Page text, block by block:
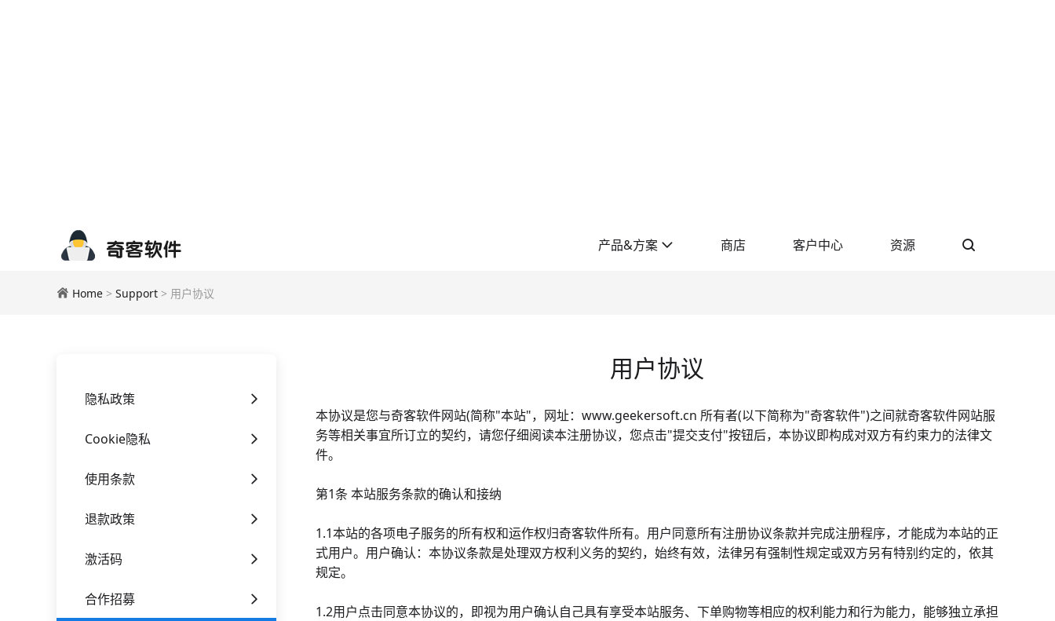
产品&方案 商店 客户中心 资源
Home > Support > 用户协议
隐私政策
Cookie隐私
使用条款
退款政策
激活码
合作招募
用户协议
本协议是您与奇客软件网站(简称"本站"，网址：www.geekersoft.cn 所有者(以下简称为"奇客软件")之间就奇客软件网站服
务等相关事宜所订立的契约，请您仔细阅读本注册协议，您点击"提交支付"按钮后，本协议即构成对双方有约束力的法律文
件。
第1条 本站服务条款的确认和接纳
1.1本站的各项电子服务的所有权和运作权归奇客软件所有。用户同意所有注册协议条款并完成注册程序，才能成为本站的正
式用户。用户确认：本协议条款是处理双方权利义务的契约，始终有效，法律另有强制性规定或双方另有特别约定的，依其
规定。
1.2用户点击同意本协议的，即视为用户确认自己具有享受本站服务、下单购物等相应的权利能力和行为能力，能够独立承担